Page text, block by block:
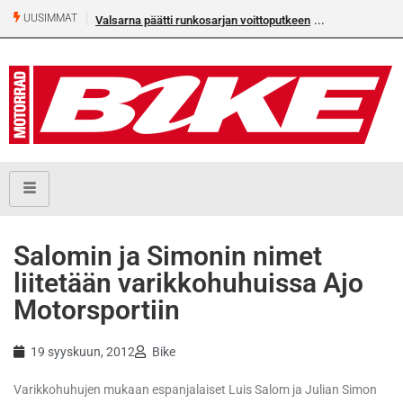
UUSIMMAT Valsarna päätti runkosarjan voittoputkeen
Salomin ja Simonin nimet
liitetään varikkohuhuissa Ajo
Motorsportiin
19 syyskuun, 2012 Bike
Varikkohuhujen mukaan espanjalaiset Luis Salom ja Julian Simon